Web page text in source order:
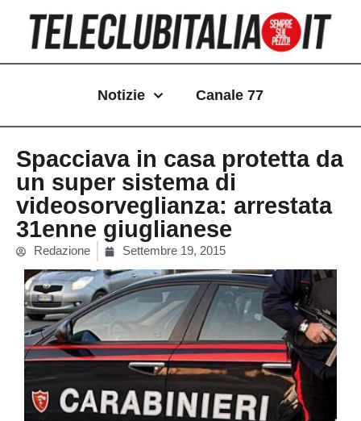
contenuto
Notizie Canale 77
Spacciava in casa protetta da
un super sistema di
videosorveglianza: arrestata
31enne giuglianese
Redazione Settembre 19, 2015